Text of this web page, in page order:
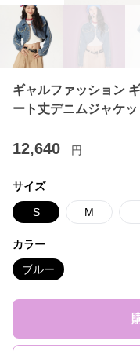
ギャルファッション
ート丈デニムジャケッ
12,640 円
サイズ
S M
カラー
ブルー